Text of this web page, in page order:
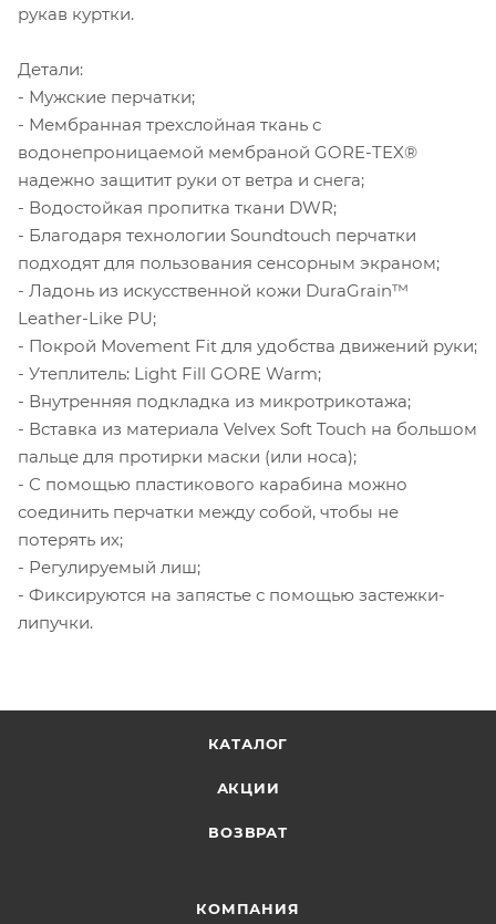
рукав куртки.
Детали:
- Мужские перчатки;
- Мембранная трехслойная ткань с
водонепроницаемой мембраной GORE-TEX®
надежно защитит руки от ветра и снега;
- Водостойкая пропитка ткани DWR;
- Благодаря технологии Soundtouch перчатки
подходят для пользования сенсорным экраном;
- Ладонь из искусственной кожи DuraGrain™
Leather-Like PU;
- Покрой Movement Fit для удобства движений руки;
- Утеплитель: Light Fill GORE Warm;
- Внутренняя подкладка из микротрикотажа;
- Вставка из материала Velvex Soft Touch на большом
пальце для протирки маски (или носа);
- С помощью пластикового карабина можно
соединить перчатки между собой, чтобы не
потерять их;
- Регулируемый лиш;
- Фиксируются на запястье с помощью застежки-
липучки.
КАТАЛОГ
АКЦИИ
ВОЗВРАТ
КОМПАНИЯ